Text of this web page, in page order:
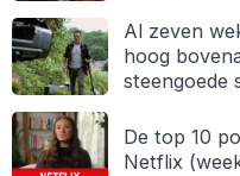
Al zeven
hoog
steengoede
De top 10
Netflix